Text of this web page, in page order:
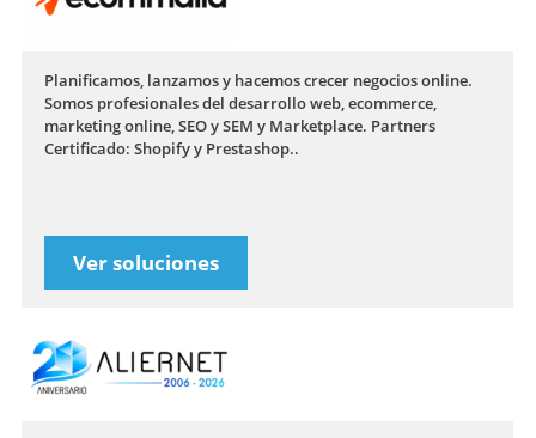
Planiﬁcamos, lanzamos y hacemos crecer negocios online.
Somos profesionales del desarrollo web, ecommerce,
marketing online, SEO y SEM y Marketplace. Partners
Certificado: Shopify y Prestashop..
Ver soluciones